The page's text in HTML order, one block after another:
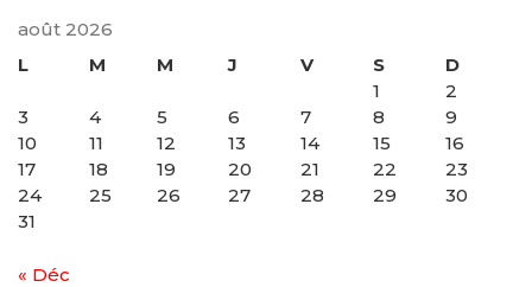
août 2026
L
M M J V S
D
1
2
3
4 5 6 7 8
9
10
11 12 13 14 15
16
17
18 19 20 21 22
23
24
25 26 27 28 29
30
31
« Déc